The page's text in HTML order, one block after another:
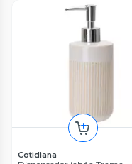
Cotidiana